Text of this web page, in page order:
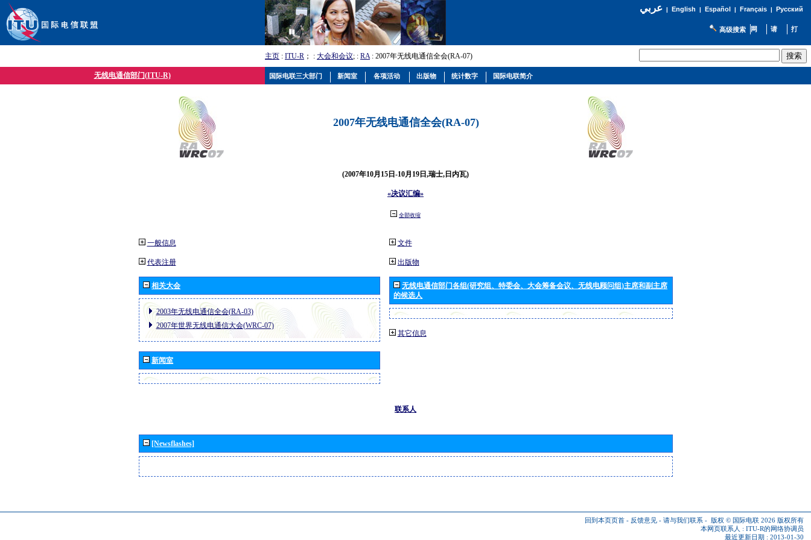
عربي| English | Español | Français| Русский
高级搜索
主页 : ITU-R ； : 大会和会议; : RA: 2007年无线电通信全会(RA-07)
无线电通信部门(ITU-R)
2007年无线电通信全会(RA-07)
(2007年10月15日-10月19日,瑞士,日内瓦)
«决议汇编»
全部收缩
一般信息
代表注册
相关大会
2003年无线电通信全会(RA-03)
2007年世界无线电通信大会(WRC-07)
新闻室
文件
出版物
无线电通信部门各组(研究组、特委会、大会筹备会议、无线电顾问组)主席和副主席
的候选人
其它信息
联系人
[Newsflashes]
回到本页页首 - 反馈意见 - 请与我们联系 - 版权 © 国际电联 2026 版权所有
本网页联系人 : ITU-R的网络协调员
最近更新日期 : 2013-01-30
国际电联三大部门 新闻室 各项活动 出版物 统计数字 国际电联简介